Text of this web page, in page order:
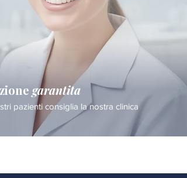
garantita
pazienti consiglia la nostra clinica